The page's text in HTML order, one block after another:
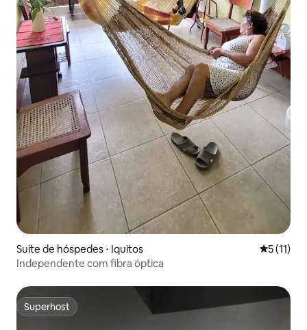
Suíte de hóspedes ⋅ Iquitos 5 de uma
5 (11)
Independente com fibra óptica
Superhost
Superhost